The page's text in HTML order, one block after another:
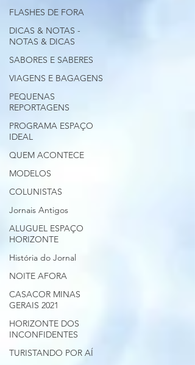
FLASHES DE FORA
DICAS & NOTAS -
NOTAS & DICAS
SABORES E SABERES
VIAGENS E BAGAGENS
PEQUENAS
REPORTAGENS
PROGRAMA ESPAÇO
IDEAL
QUEM ACONTECE
MODELOS
COLUNISTAS
Jornais Antigos
ALUGUEL ESPAÇO
HORIZONTE
História do Jornal
NOITE AFORA
CASACOR MINAS
GERAIS 2021
HORIZONTE DOS
INCONFIDENTES
TURISTANDO POR AÍ